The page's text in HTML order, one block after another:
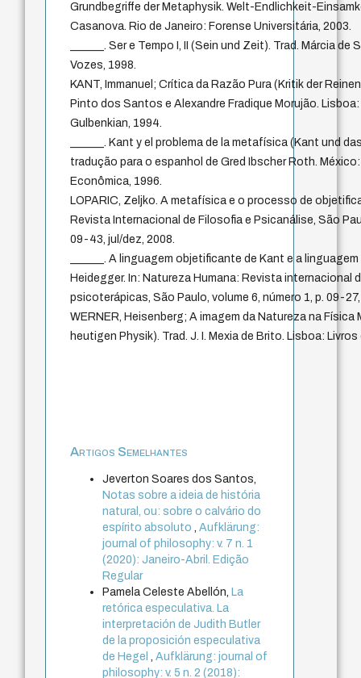
Grundbegriffe der Metaphysik. Welt-Endlichkeit-
Casanova. Rio de Janeiro: Forense Universitária, 2003.
______. Ser e Tempo I, II (Sein und Zeit). Trad. Márcia
Vozes, 1998.
KANT, Immanuel; Crítica da Razão Pura (Kritik der
Pinto dos Santos e Alexandre Fradique Morujão.
Gulbenkian, 1994.
______. Kant y el problema de la metafísica (Kant und
tradução para o espanhol de Gred Ibscher Roth.
Econômica, 1996.
LOPARIC, Zeljko. A metafísica e o processo de
Revista Internacional de Filosofia e Psicanálise, São
09-43, jul/dez, 2008.
______. A linguagem objetificante de Kant e a
Heidegger. In: Natureza Humana: Revista internacional
psicoterápicas, São Paulo, volume 6, número 1, p. 09-
WERNER, Heisenberg; A imagem da Natureza na Física
heutigen Physik). Trad. J. I. Mexia de Brito. Lisboa:
Artigos Semelhantes
Jeverton Soares dos Santos,
Notas sobre a ideia de história
natural, ou: sobre o calvário do
espírito absoluto,Aufklärung:
journal of philosophy: v. 7 n. 1
(2020): Janeiro-Abril. Edição
Regular
Pamela Celeste Abellón, La
retórica especulativa. La
interpretación de Judith Butler
de la proposición especulativa
de Hegel,Aufklärung: journal of
philosophy: v. 5 n. 2 (2018):